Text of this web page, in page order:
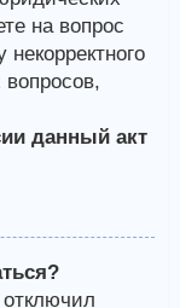
на вопрос
данный акт